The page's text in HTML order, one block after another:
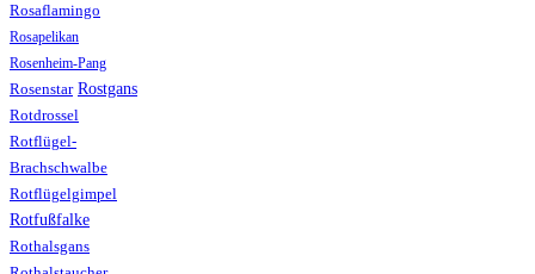
Rosaflamingo
Rosapelikan
Rosenheim-Pang
Rosenstar Rostgans
Rotdrossel
Rotflügel-
Brachschwalbe
Rotflügelgimpel
Rotfußfalke
Rothalsgans